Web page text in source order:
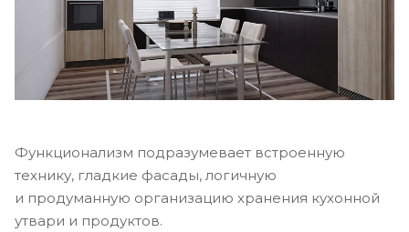
Функционализм подразумевает встроенную
технику, гладкие фасады, логичную
и продуманную организацию хранения кухонной
утвари и продуктов.